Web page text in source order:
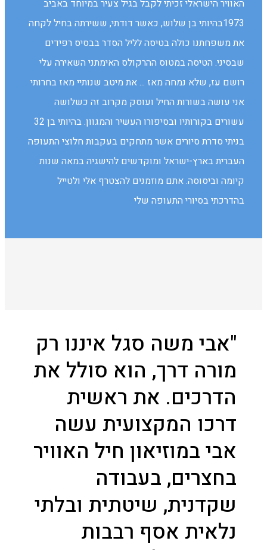
האוויר הישראלי זכיתי לקבל בגיל צעיר במיוחד באביב
1973בהיותי בן שלוש, כאשר דודתי, ששירתה בחיל לקחה
את משפחתנו כולה בטיסה לליל הסדר בבסיס רפידים
שבסיני. הטיסה במטוס ההרקולס האימתני השאירה עלי
רושם עז, שלא נמחה מאז ... את מיטב שנותיי מאז בחרותי
אני עושה בשורות החיל ועוסק מקרוב זה כשלושה
עשורים בקורותיו ובסיפורו העשיר והמגוון. בהיותי בן 32
בניתי סדרת סיורים אשר מתחקים בעקבות חלוצי התעופה
העברית בארץ-ישראל ומוקדשים להישגיה במאה שנות
קיומה וביסוסה. אתם מוזמנים להצטרף אלי ולטייל
בהדרכתי בסיורי התעופה שלי
"אבי משה סגל איננו רק
מורה דרך, הוא סולל את
הדרכים. את ראשית
דרכו המקצועית עשה
אבי במוזיאון חיל האוויר
בחצרים, בעבודה
שקדנית, שיטתית ובלתי
נלאית אסף רבבות